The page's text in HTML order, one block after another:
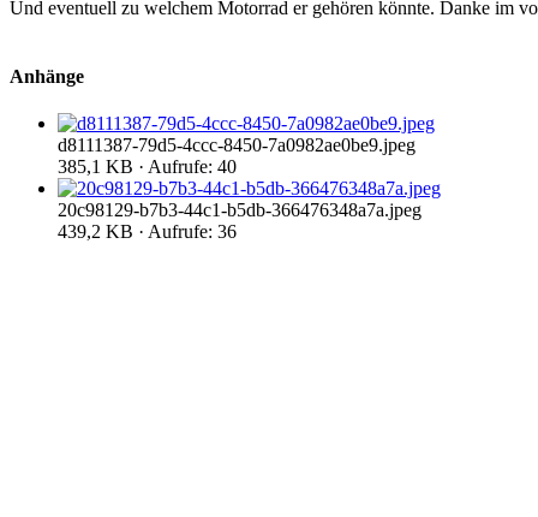
Und eventuell zu welchem Motorrad er gehören könnte. Danke im
Anhänge
d8111387-79d5-4ccc-8450-7a0982ae0be9.jpeg
385,1 KB · Aufrufe: 40
20c98129-b7b3-44c1-b5db-366476348a7a.jpeg
439,2 KB · Aufrufe: 36